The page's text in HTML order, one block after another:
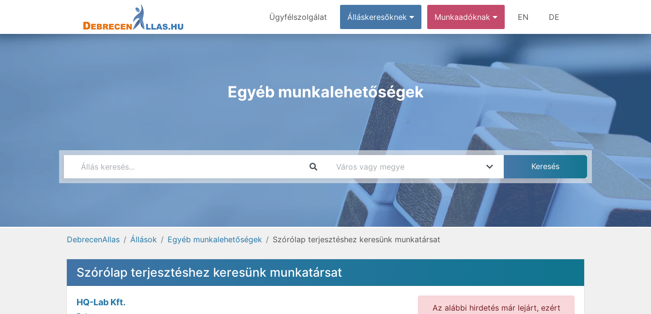
Ügyfélszolgálat Álláskeresőknek Munkaadóknak EN DE
Egyéb munkalehetőségek
DebrecenAllas Állások Egyéb munkalehetőségek Szórólap terjesztéshez keresünk munkatársat
Szórólap terjesztéshez keresünk munkatársat
HQ-Lab Kft.
Az alábbi hirdetés már lejárt, ezért